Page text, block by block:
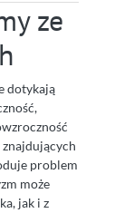
ze
dotykają
problem
może
jak i z